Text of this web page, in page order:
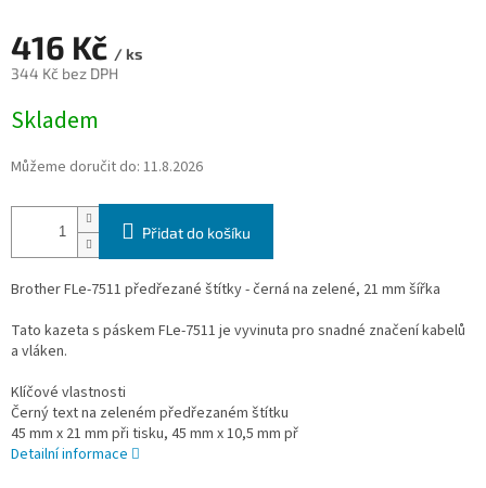
416 Kč / ks
344 Kč bez DPH
cena:
Skladem
Můžeme doručit do: 11.8.2026
Přidat do košíku
Brother FLe-7511 předřezané štítky - černá na zelené, 21 mm šířka
Tato kazeta s páskem FLe-7511 je vyvinuta pro snadné značení kabelů
a vláken.
Klíčové vlastnosti
Černý text na zeleném předřezaném štítku
45 mm x 21 mm při tisku, 45 mm x 10,5 mm př
Detailní informace